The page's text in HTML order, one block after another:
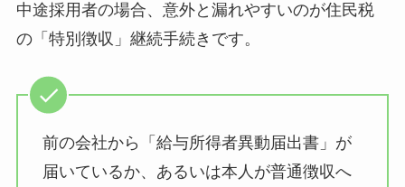
中途採用者の場合、意外と漏れやすいのが住民税
の「特別徴収」継続手続きです。
前の会社から「給与所得者異動届出書」が
届いているか、あるいは本人が普通徴収へ